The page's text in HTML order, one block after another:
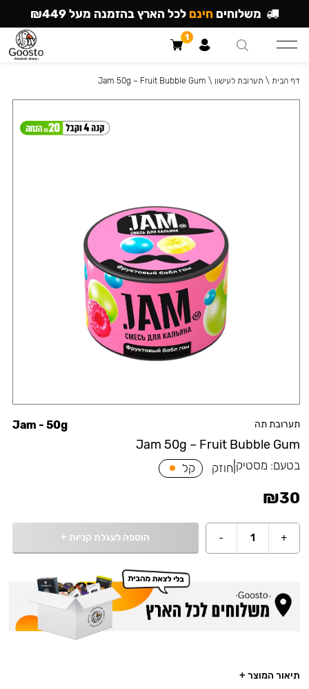
תערובת תה
Jam 50g – Fruit Bubble Gum
Jam - 50g
בטעם: מסטיק חוזק קל
₪30
+
1
- הוספה לעגלת קניות +
דף הבית \ תערובת לעישון \
Jam 50g – Fruit Bubble Gum
תיאור המוצר +
משלוחים חינם לכל הארץ בהזמנה מעל ₪449
1